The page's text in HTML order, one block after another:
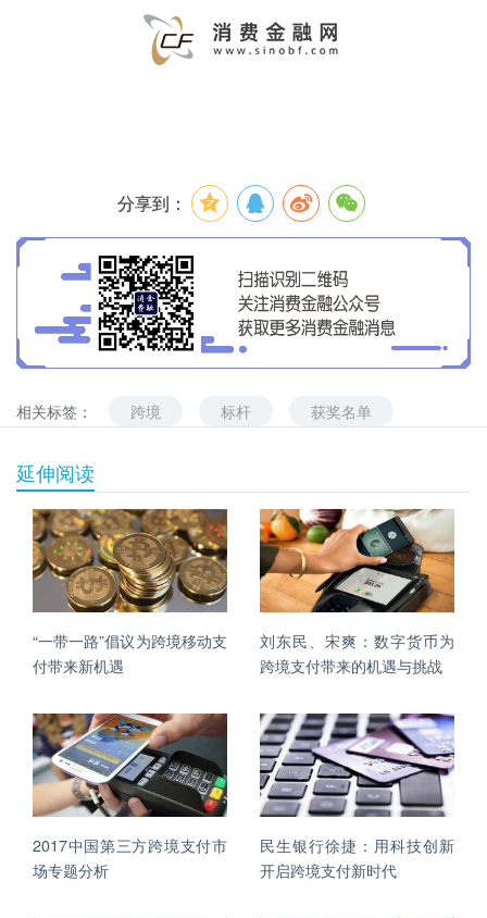
分享到：
相关标签： 跨境 标杆 获奖名单
延伸阅读
“一带一路”倡议为跨境移动支
付带来新机遇
刘东民、宋爽：数字货币为
跨境支付带来的机遇与挑战
2017中国第三方跨境支付市
场专题分析
民生银行徐捷：用科技创新
开启跨境支付新时代